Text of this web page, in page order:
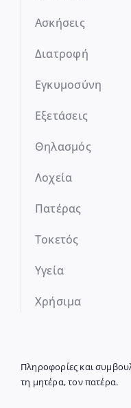
Ασκήσεις
Διατροφή
Εγκυμοσύνη
Εξετάσεις
Θηλασμός
Λοχεία
Πατέρας
Τοκετός
Υγεία
Χρήσιμα
Πληροφορίες και
τη μητέρα, τον πατέρα.